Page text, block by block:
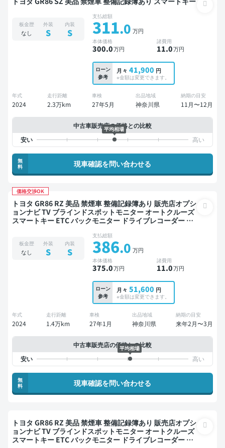
板金歴
なし
外装
S
内装
S
支払総額
311.0 万円
本体価格
300.0万円
諸費用
11.0万円
ローン
参考
月々 41,900 円
※金額は変更できます。
年式
2024
走行距離
2.3万km
車検
27年5月
出品地域
神奈川県
納期の目安
11月〜12月
中古車販売店の価格との比較
平均相場
無
料
現車確認を問い合わせる
価格交渉OK
トヨタ GR86 RZ 美品 禁煙車 整備記録簿あり 販売店オプシ
ョンナビ TV ブラインドスポットモニター オートクルーズ
スマートキー ETC バックモニター ドライブレコーダー 衝
板金歴
なし
外装
S
内装
S
支払総額
386.0 万円
本体価格
375.0万円
諸費用
11.0万円
ローン
参考
月々 51,600 円
※金額は変更できます。
年式
2024
走行距離
1.4万km
車検
27年1月
出品地域
神奈川県
納期の目安
来年2月〜3月
中古車販売店の価格との比較
平均相場
無
料
現車確認を問い合わせる
トヨタ GR86 RZ 美品 禁煙車 整備記録簿あり 販売店オプシ
ョンナビ TV ブラインドスポットモニター オートクルーズ
スマートキー ETC バックモニター ドライブレコーダー フ